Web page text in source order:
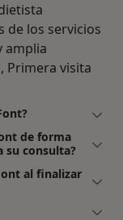
de los servicios
amplia
Primera visita
de forma
su consulta?
al finalizar